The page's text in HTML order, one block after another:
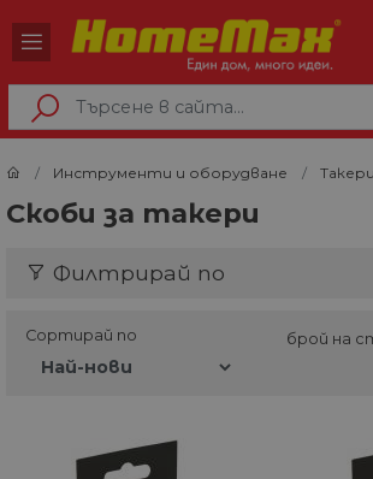
Инструменти и оборудване Такери
Скоби за такери
Филтрирай по
Сортирай по брой на